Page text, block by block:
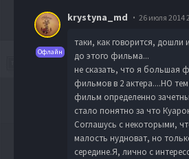
Офлайн
krystyna_md 26 июля 2014
таки, как говорится, дошли
до этого фильма...
не сказать, что я большая
фильмов в 2 актера....НО
фильм определенно
стало понятно за что
Соглашусь с некоторыми,
малость нудноват, но
середине.Я, лично с